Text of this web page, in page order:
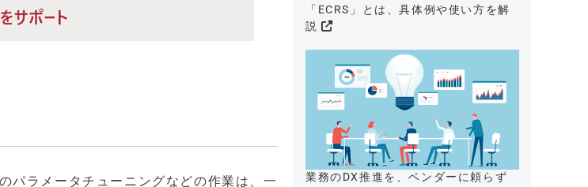
パラメータチューニングなどの作業は、一
「ECRS」とは、具体例や使い方を解
説
業務のDX推進を、ベンダーに頼らず